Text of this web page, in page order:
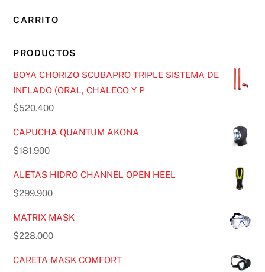
CARRITO
PRODUCTOS
BOYA CHORIZO SCUBAPRO TRIPLE SISTEMA DE
INFLADO (ORAL, CHALECO Y P
$520.400
CAPUCHA QUANTUM AKONA
$181.900
ALETAS HIDRO CHANNEL OPEN HEEL
$299.900
MATRIX MASK
$228.000
CARETA MASK COMFORT